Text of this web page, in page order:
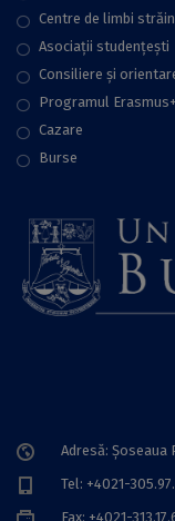
Centre de limbi
Asociații studențești
Consiliere şi
Programul Erasmus+
Cazare
Burse
Adresă: Șoseaua
Tel: +4021-
Fax: +4021-